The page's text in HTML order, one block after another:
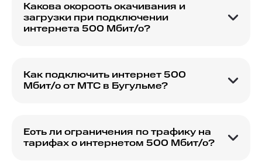
Какова скорость скачивания и
загрузки при подключении
интернета 500 Мбит/с?
Как подключить интернет 500
Мбит/с от МТС в Бугульме?
Есть ли ограничения по трафику на
тарифах с интернетом 500 Мбит/с?